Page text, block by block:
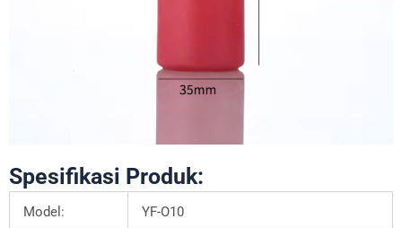
Spesifikasi Produk:
Model: YF-O10